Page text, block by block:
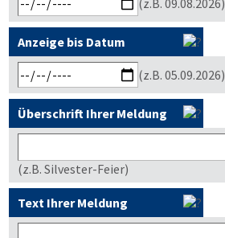
(z.B. 09.08.2026)
Anzeige bis Datum
(z.B. 05.09.2026)
Überschrift Ihrer Meldung
(z.B. Silvester-Feier)
Text Ihrer Meldung